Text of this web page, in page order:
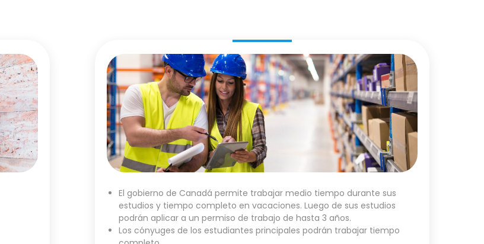
El gobierno de Canadá permite trabajar medio tiempo durante sus
estudios y tiempo completo en vacaciones. Luego de sus estudios
podrán aplicar a un permiso de trabajo de hasta 3 años.
Los cónyuges de los estudiantes principales podrán trabajar tiempo